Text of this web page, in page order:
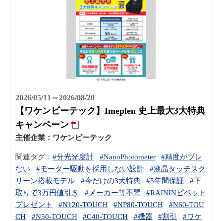
2026/05/11～2026/08/20
【ワケンビーテック】Imeplen 史上最大3大特典
キャンペーン
主催企業： ワケンビーテック
関連タグ： #分光光度計 #NanoPhotometer
#精度がブレ
ない
#モーター駆動を採用しない設計
#液晶タッチスク
リーン搭載モデル
#今だけの3大特典 #5年間保証
#下
取りで3万円値引き
#メーカー等不問
#RAININピペット
プレゼント
#N120-TOUCH #NP80-TOUCH
#N60-TOU
CH
#N50-TOUCH #C40-TOUCH #機器 #割引
#ワケ